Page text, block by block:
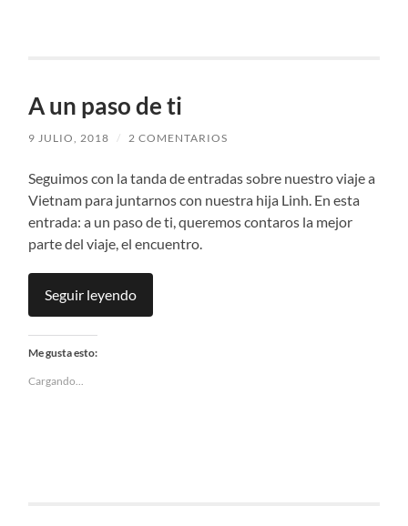
A un paso de ti
9 JULIO, 2018 / 2 COMENTARIOS
Seguimos con la tanda de entradas sobre nuestro viaje a
Vietnam para juntarnos con nuestra hija Linh. En esta
entrada: a un paso de ti, queremos contaros la mejor
parte del viaje, el encuentro.
Seguir leyendo
Me gusta esto:
Cargando...